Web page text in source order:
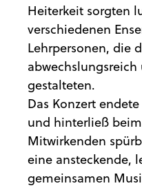
Heiterkeit sorgten
verschiedenen
Lehrpersonen, die
gestalteten.
Das Konzert
und hinterließ
Mitwirkenden
eine ansteckende,
gemeinsamen